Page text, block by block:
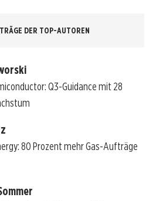
DER TOP-AUTOREN
Q3-Guidance mit 28
80 Prozent mehr Gas-Aufträge